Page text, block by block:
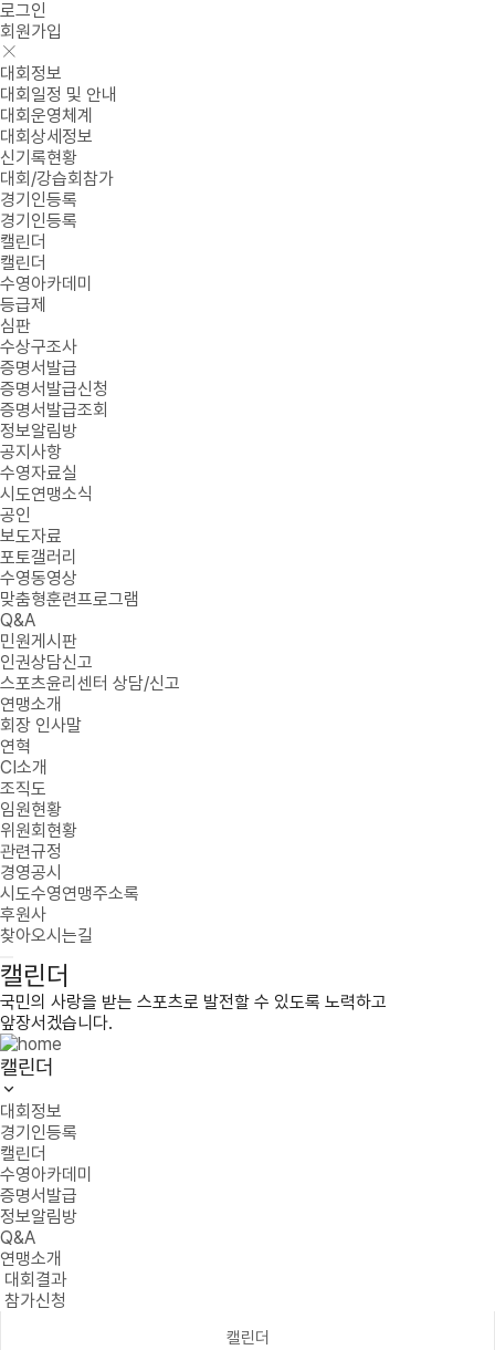
로그인
회원가입
대회정보
대회일정 및 안내
대회운영체계
대회상세정보
신기록현황
대회/강습회참가
경기인등록
경기인등록
캘린더
캘린더
수영아카데미
등급제
심판
수상구조사
증명서발급
증명서발급신청
증명서발급조회
정보알림방
공지사항
수영자료실
시도연맹소식
공인
보도자료
포토갤러리
수영동영상
맞춤형훈련프로그램
Q&A
민원게시판
인권상담신고
스포츠윤리센터 상담/신고
연맹소개
회장 인사말
연혁
CI소개
조직도
임원현황
위원회현황
관련규정
경영공시
시도수영연맹주소록
후원사
찾아오시는길
캘린더
국민의 사랑을 받는 스포츠로 발전할 수 있도록 노력하고
앞장서겠습니다.
캘린더
대회정보
경기인등록
캘린더
수영아카데미
증명서발급
정보알림방
Q&A
연맹소개
대회결과
참가신청
캘린더